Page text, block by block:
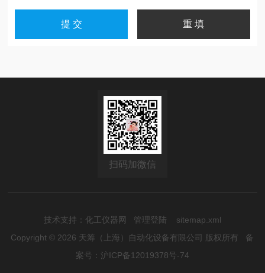
扫码加微信
技术支持： 化工仪器网 管理登陆
sitemap.xml
Copyright © 2026 天筹（上海）自动化设备有限公司 版权所有 备
案号：沪ICP备12019378号-74